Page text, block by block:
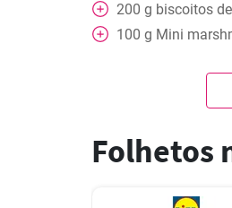
200 g biscoitos
100 g Mini
Folhetos